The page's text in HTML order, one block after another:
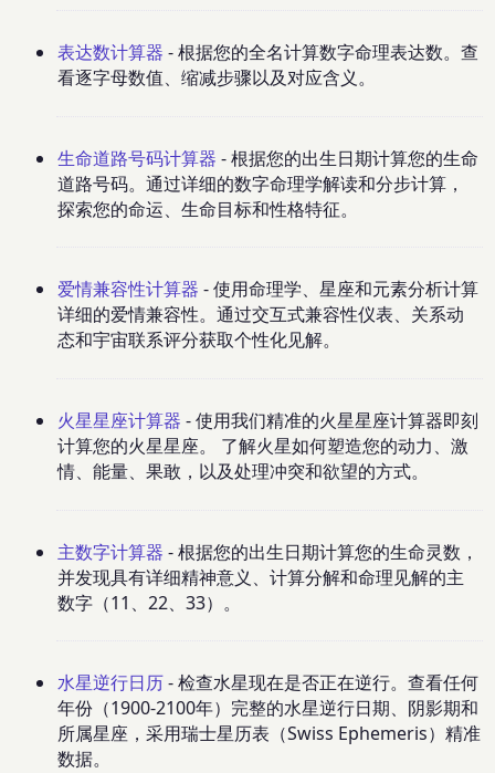
表达数计算器 - 根据您的全名计算数字命理表达数。查
看逐字母数值、缩减步骤以及对应含义。
生命道路号码计算器 - 根据您的出生日期计算您的生命
道路号码。通过详细的数字命理学解读和分步计算，
探索您的命运、生命目标和性格特征。
爱情兼容性计算器 - 使用命理学、星座和元素分析计算
详细的爱情兼容性。通过交互式兼容性仪表、关系动
态和宇宙联系评分获取个性化见解。
火星星座计算器 - 使用我们精准的火星星座计算器即刻
计算您的火星星座。 了解火星如何塑造您的动力、激
情、能量、果敢，以及处理冲突和欲望的方式。
主数字计算器 - 根据您的出生日期计算您的生命灵数，
并发现具有详细精神意义、计算分解和命理见解的主
数字（11、22、33）。
水星逆行日历- 检查水星现在是否正在逆行。查看任何
年份（1900-2100年）完整的水星逆行日期、阴影期和
所属星座，采用瑞士星历表（Swiss Ephemeris）精准
数据。